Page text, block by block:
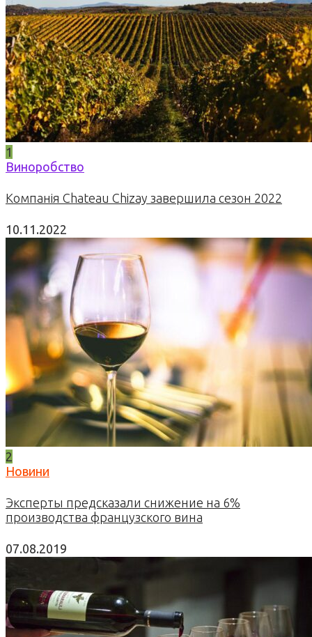
1
Виноробство
Компанія Chateau Chizay завершила сезон 2022
10.11.2022
2
Новини
Эксперты предсказали снижение на 6%
производства французского вина
07.08.2019